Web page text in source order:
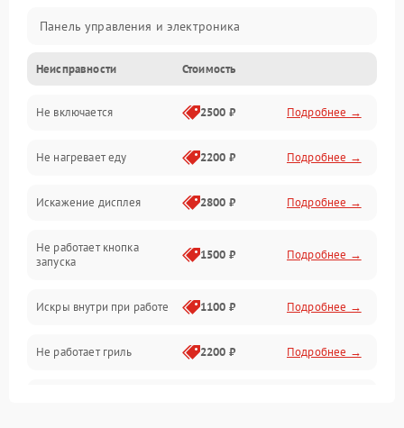
Панель управления и электроника
Дверца и корпус
Механика и внутренние элементы
Механические повреждения
Питание и запуск
Нагрев и приготовление
Программное обеспечение
Неисправности Стоимость
Не включается 2500 ₽ Подробнее →
Не нагревает еду 2200 ₽ Подробнее →
Искажение дисплея 2800 ₽ Подробнее →
Не работает кнопка
запуска
1500 ₽ Подробнее →
Искры внутри при работе 1100 ₽ Подробнее →
Не работает гриль 2200 ₽ Подробнее →